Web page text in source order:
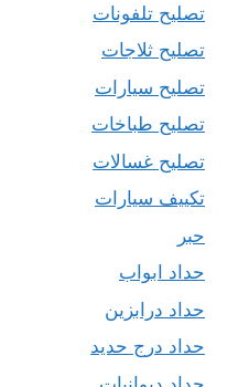
تصليح تلفونات
تصليح ثلاجات
تصليح سيارات
تصليح طباخات
تصليح غسالات
تكييف سيارات
حبر
حداد ابواب
حداد درابزين
حداد درج حديد